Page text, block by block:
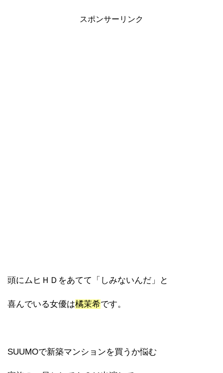
スポンサーリンク
頭にムヒＨＤをあてて「しみないんだ」と
喜んでいる女優は橘茉希です。
SUUMOで新築マンションを買うか悩む